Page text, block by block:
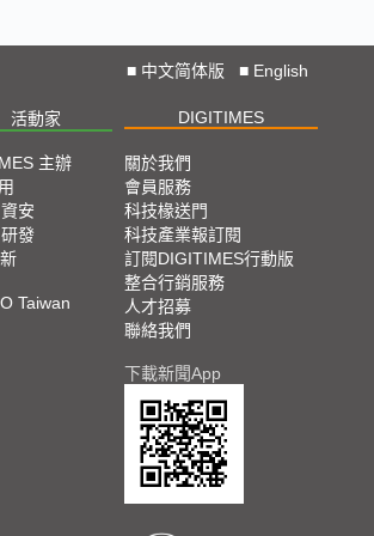
■ 中文简体版 ■ English
活動家 DIGITIMES
主辦
安
發
Taiwan
關於我們
會員服務
科技椽送門
科技產業報訂閱
訂閱DIGITIMES行動版
整合行銷服務
人才招募
聯絡我們
下載新聞App